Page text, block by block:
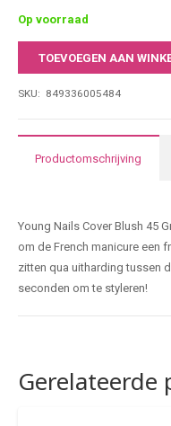
Op voorraad
Blush
TOEVOEGEN AAN
SKU: 849336005484
Productomschrijving
Young Nails Cover Blush 45
om de French manicure een
zitten qua uitharding tussen
seconden om te styleren!
Gerelateerde